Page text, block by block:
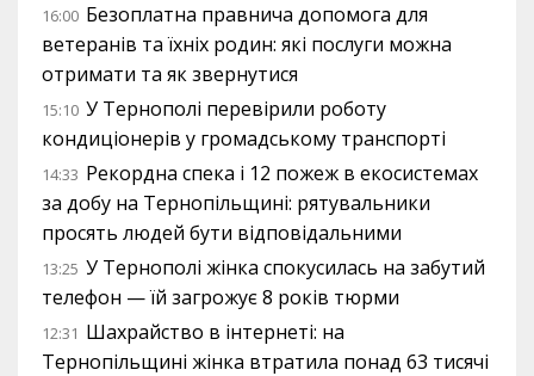
16:00 Безоплатна правнича допомога для
ветеранів та їхніх родин: які послуги можна
отримати та як звернутися
15:10 У Тернополі перевірили роботу
кондиціонерів у громадському транспорті
14:33 Рекордна спека і 12 пожеж в екосистемах
за добу на Тернопільщині: рятувальники
просять людей бути відповідальними
13:25 У Тернополі жінка спокусилась на забутий
телефон — їй загрожує 8 років тюрми
12:31 Шахрайство в інтернеті: на
Тернопільщині жінка втратила понад 63 тисячі